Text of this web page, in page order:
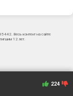
Весь контент на сайте
12 лет.
224